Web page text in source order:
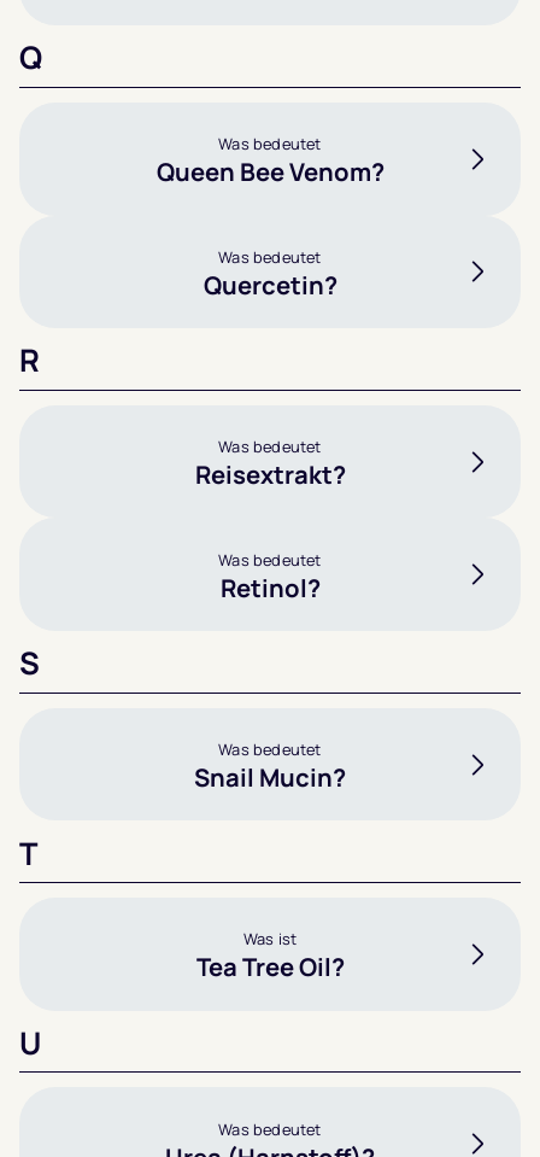
Q
Was bedeutet
Queen Bee Venom?
Was bedeutet
Quercetin?
R
Was bedeutet
Reisextrakt?
Was bedeutet
Retinol?
S
Was bedeutet
Snail Mucin?
T
Was ist
Tea Tree Oil?
U
Was bedeutet